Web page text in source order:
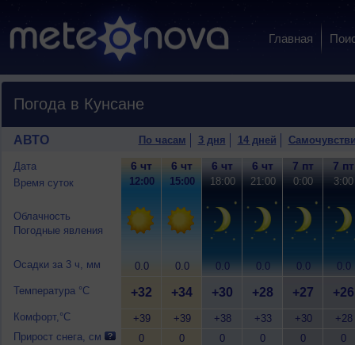
Главная
Погода в Кунсане
АВТО По часам 3 дня 14 дней
Дата
Время суток
Облачность
Погодные явления
Осадки за 3 ч, мм
Температура °C
Комфорт,°C
Прирост снега, см
6 чт
12:00
0.0
+32
+39
0
6 чт
15:00
0.0
+34
+39
0
6 чт
18:00
0.0
+30
+38
0
6 чт
21:00
0.0
+28
+33
0
7 пт
0:00
0.0
+27
+30
0
7 пт
3:00
0.0
+26
+28
0